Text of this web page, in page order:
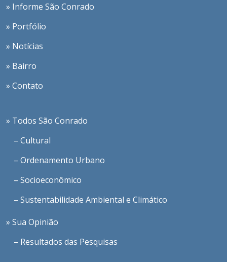
» Informe São Conrado
» Portfólio
» Notícias
» Bairro
» Contato
» Todos São Conrado
– Cultural
– Ordenamento Urbano
– Socioeconômico
– Sustentabilidade Ambiental e Climático
» Sua Opinião
– Resultados das Pesquisas